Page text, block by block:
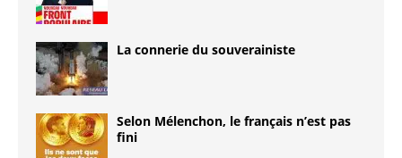
La connerie du souverainiste
Selon Mélenchon, le français n’est pas
fini